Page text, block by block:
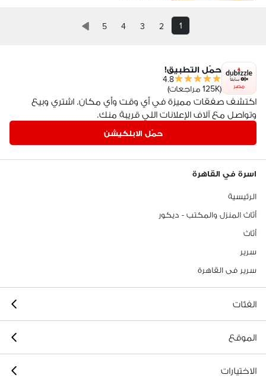
1
2
3
4
5
مصر
حمّل التطبيق!
4.8
(125K مراجعات)
اكتشف صفقات مميزة في أي وقت وأي مكان. اشتري وبيع
وتواصل مع آلاف الإعلانات اللي قريبة منك.
حمّل الابلكيشن
اسرة في القاهرة
الرئيسية
أثاث المنزل والمكتب - ديكور
أثاث
سرير
سرير فى القاهرة
الفئات
الموقع
الاختيارات